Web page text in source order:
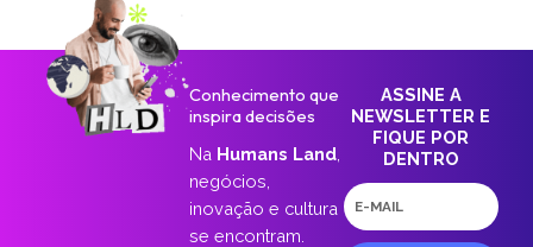
Conhecimento que
inspira decisões
Na Humans Land
negócios,
inovação e cultura
se encontram.
ASSINE A
NEWSLETTER E
FIQUE POR
DENTRO
E-
mail